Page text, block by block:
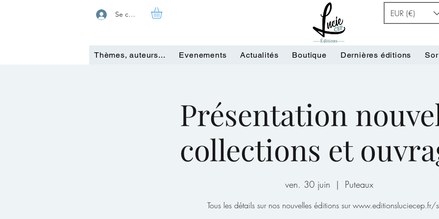
Se connecter EUR (€)
Thèmes, auteurs... Evenements Actualités Boutique Dernières éditions
Présentation
collections et
ven. 30 juin
  |
Puteaux